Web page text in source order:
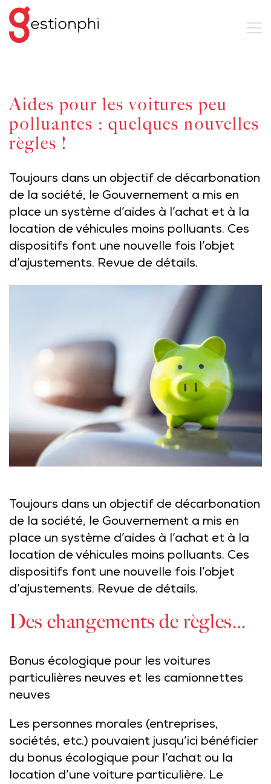
Aides pour les voitures peu
polluantes : quelques nouvelles
règles !
Toujours dans un objectif de décarbonation
de la société, le Gouvernement a mis en
place un système d’aides à l’achat et à la
location de véhicules moins polluants. Ces
dispositifs font une nouvelle fois l’objet
d’ajustements. Revue de détails.
Toujours dans un objectif de décarbonation
de la société, le Gouvernement a mis en
place un système d’aides à l’achat et à la
location de véhicules moins polluants. Ces
dispositifs font une nouvelle fois l’objet
d’ajustements. Revue de détails.
Des changements de règles…
Bonus écologique pour les voitures
particulières neuves et les camionnettes
neuves
Les personnes morales (entreprises,
sociétés, etc.) pouvaient jusqu’ici bénéficier
du bonus écologique pour l’achat ou la
location d’une voiture particulière. Le